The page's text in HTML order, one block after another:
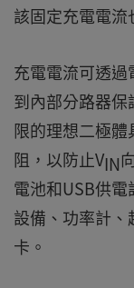
該固定充電電流
充電電流可透
到內部分路器
限的理想二極
阻，以防止VIN
電池和USB供
設備、功率計
卡。